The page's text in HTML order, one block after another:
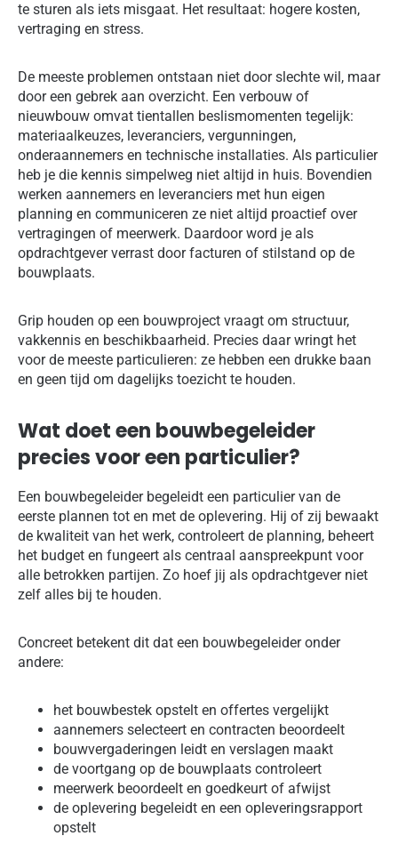
te sturen als iets misgaat. Het resultaat: hogere kosten,
vertraging en stress.
De meeste problemen ontstaan niet door slechte wil, maar
door een gebrek aan overzicht. Een verbouw of
nieuwbouw omvat tientallen beslismomenten tegelijk:
materiaalkeuzes, leveranciers, vergunningen,
onderaannemers en technische installaties. Als particulier
heb je die kennis simpelweg niet altijd in huis. Bovendien
werken aannemers en leveranciers met hun eigen
planning en communiceren ze niet altijd proactief over
vertragingen of meerwerk. Daardoor word je als
opdrachtgever verrast door facturen of stilstand op de
bouwplaats.
Grip houden op een bouwproject vraagt om structuur,
vakkennis en beschikbaarheid. Precies daar wringt het
voor de meeste particulieren: ze hebben een drukke baan
en geen tijd om dagelijks toezicht te houden.
Wat doet een bouwbegeleider
precies voor een particulier?
Een bouwbegeleider begeleidt een particulier van de
eerste plannen tot en met de oplevering. Hij of zij bewaakt
de kwaliteit van het werk, controleert de planning, beheert
het budget en fungeert als centraal aanspreekpunt voor
alle betrokken partijen. Zo hoef jij als opdrachtgever niet
zelf alles bij te houden.
Concreet betekent dit dat een bouwbegeleider onder
andere:
het bouwbestek opstelt en offertes vergelijkt
aannemers selecteert en contracten beoordeelt
bouwvergaderingen leidt en verslagen maakt
de voortgang op de bouwplaats controleert
meerwerk beoordeelt en goedkeurt of afwijst
de oplevering begeleidt en een opleveringsrapport
opstelt